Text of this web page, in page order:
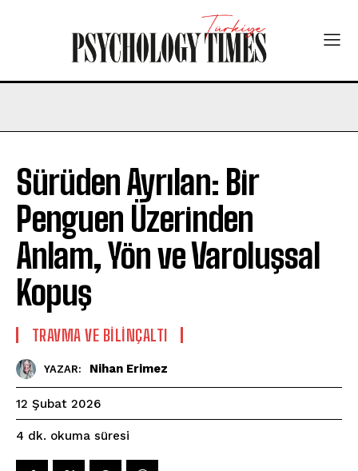
Sürüden Ayrılan: Bir
Penguen Üzerinden
Anlam, Yön ve Varoluşsal
Kopuş
⁠TRAVMA VE BILINÇALTI
YAZAR: Nihan Erimez
12 Şubat 2026
4 dk. okuma süresi